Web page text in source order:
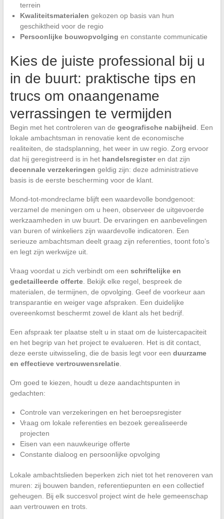
terrein
Kwaliteitsmaterialen gekozen op basis van hun
geschiktheid voor de regio
Persoonlijke bouwopvolging en constante communicatie
Kies de juiste professional bij u
in de buurt: praktische tips en
trucs om onaangename
verrassingen te vermijden
Begin met het controleren van de geografische nabijheid . Een
lokale ambachtsman in renovatie kent de economische
realiteiten, de stadsplanning, het weer in uw regio. Zorg ervoor
dat hij geregistreerd is in het handelsregisteren dat zijn
decennale verzekeringen geldig zijn: deze administratieve
basis is de eerste bescherming voor de klant.
Mond-tot-mondreclame blijft een waardevolle bondgenoot:
verzamel de meningen om u heen, observeer de uitgevoerde
werkzaamheden in uw buurt. De ervaringen en aanbevelingen
van buren of winkeliers zijn waardevolle indicatoren. Een
serieuze ambachtsman deelt graag zijn referenties, toont foto’s
en legt zijn werkwijze uit.
Vraag voordat u zich verbindt om een schriftelijke en
gedetailleerde offerte. Bekijk elke regel, bespreek de
materialen, de termijnen, de opvolging. Geef de voorkeur aan
transparantie en weiger vage afspraken. Een duidelijke
overeenkomst beschermt zowel de klant als het bedrijf.
Een afspraak ter plaatse stelt u in staat om de luistercapaciteit
en het begrip van het project te evalueren. Het is dit contact,
deze eerste uitwisseling, die de basis legt voor een duurzame
en effectieve vertrouwensrelatie.
Om goed te kiezen, houdt u deze aandachtspunten in
gedachten:
Controle van verzekeringen en het beroepsregister
Vraag om lokale referenties en bezoek gerealiseerde
projecten
Eisen van een nauwkeurige offerte
Constante dialoog en persoonlijke opvolging
Lokale ambachtslieden beperken zich niet tot het renoveren van
muren: zij bouwen banden, referentiepunten en een collectief
geheugen. Bij elk succesvol project wint de hele gemeenschap
aan vertrouwen en trots.